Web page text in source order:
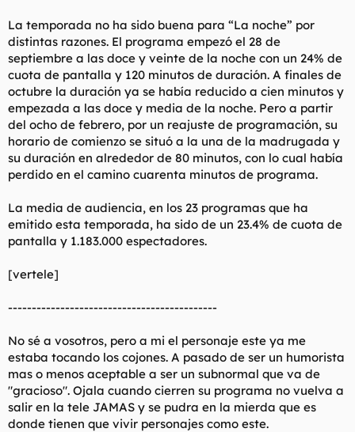
La temporada no ha sido buena para “La noche” por
distintas razones. El programa empezó el 28 de
septiembre a las doce y veinte de la noche con un 24% de
cuota de pantalla y 120 minutos de duración. A finales de
octubre la duración ya se había reducido a cien minutos y
empezada a las doce y media de la noche. Pero a partir
del ocho de febrero, por un reajuste de programación, su
horario de comienzo se situó a la una de la madrugada y
su duración en alrededor de 80 minutos, con lo cual había
perdido en el camino cuarenta minutos de programa.
La media de audiencia, en los 23 programas que ha
emitido esta temporada, ha sido de un 23.4% de cuota de
pantalla y 1.183.000 espectadores.
[vertele]
--------------------------------------------
No sé a vosotros, pero a mi el personaje este ya me
estaba tocando los cojones. A pasado de ser un humorista
mas o menos aceptable a ser un subnormal que va de
"gracioso". Ojala cuando cierren su programa no vuelva a
salir en la tele JAMAS y se pudra en la mierda que es
donde tienen que vivir personajes como este.